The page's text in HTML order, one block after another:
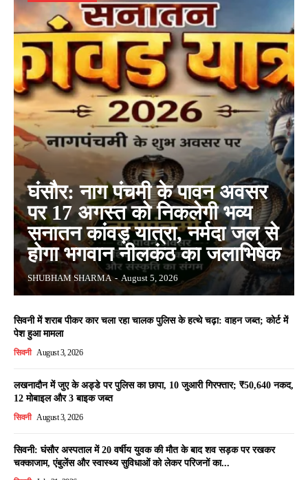
घंसौर: नाग पंचमी के पावन अवसर
पर 17 अगस्त को निकलेगी भव्य
सनातन कांवड़ यात्रा, नर्मदा जल से
होगा भगवान नीलकंठ का जलाभिषेक
SHUBHAM SHARMA - August 5, 2026
सिवनी में शराब पीकर कार चला रहा चालक पुलिस के हत्थे चढ़ा: वाहन जब्त; कोर्ट में
पेश हुआ मामला
सिवनी August 3, 2026
लखनादौन में जुए के अड्डे पर पुलिस का छापा, 10 जुआरी गिरफ्तार; ₹50,640 नकद,
12 मोबाइल और 3 बाइक जब्त
सिवनी August 3, 2026
सिवनी: घंसौर अस्पताल में 20 वर्षीय युवक की मौत के बाद शव सड़क पर रखकर
चक्काजाम, एंबुलेंस और स्वास्थ्य सुविधाओं को लेकर परिजनों का...